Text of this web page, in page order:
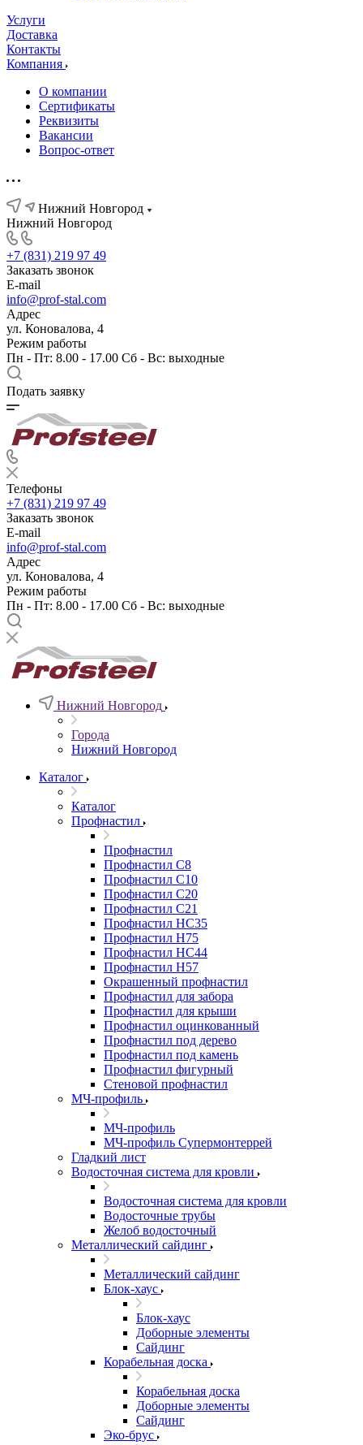
Услуги
Доставка
Контакты
Компания
О компании
Сертификаты
Реквизиты
Вакансии
Вопрос-ответ
Нижний Новгород
Нижний Новгород
+7 (831) 219 97 49
Заказать звонок
E-mail
info@prof-stal.com
Адрес
ул. Коновалова, 4
Режим работы
Пн - Пт: 8.00 - 17.00 Сб - Вс: выходные
Подать заявку
Телефоны
+7 (831) 219 97 49
Заказать звонок
E-mail
info@prof-stal.com
Адрес
ул. Коновалова, 4
Режим работы
Пн - Пт: 8.00 - 17.00 Сб - Вс: выходные
Нижний Новгород
Города
Нижний Новгород
Каталог
Каталог
Профнастил
Профнастил
Профнастил С8
Профнастил С10
Профнастил С20
Профнастил С21
Профнастил НС35
Профнастил Н75
Профнастил HC44
Профнастил Н57
Окрашенный профнастил
Профнастил для забора
Профнастил для крыши
Профнастил оцинкованный
Профнастил под дерево
Профнастил под камень
Профнастил фигурный
Стеновой профнастил
МЧ-профиль
МЧ-профиль
МЧ-профиль Супермонтеррей
Гладкий лист
Водосточная система для кровли
Водосточная система для кровли
Водосточные трубы
Желоб водосточный
Металлический сайдинг
Металлический сайдинг
Блок-хаус
Блок-хаус
Доборные элементы
Сайдинг
Корабельная доска
Корабельная доска
Доборные элементы
Сайдинг
Эко-брус